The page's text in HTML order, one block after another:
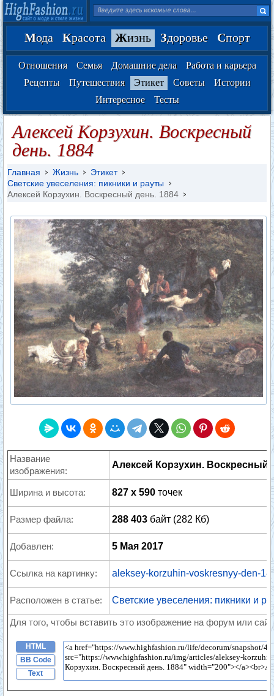
Мода Красота Жизнь Здоровье Спорт
Отношения Семья Домашние дела
Работа и карьера
Рецепты
Путешествия Этикет Советы
Истории
Интересное
Тесты
Алексей Корзухин. Воскресный
день. 1884
Главная Жизнь
Этикет
Светские увеселения: пикники и рауты
Алексей Корзухин. Воскресный день. 1884
Название
изображения:
Алексей Корзухин. Воскресный
Ширина и высота: 827 x 590 точек
Размер файла: 288 403 байт (282 Кб)
Добавлен: 5 Мая 2017
Ссылка на картинку: aleksey-korzuhin-voskresnyy-den-
Расположен в статье: Светские увеселения: пикники и
Для того, чтобы вставить это изображение на форум или
HTML
BB Code
Text